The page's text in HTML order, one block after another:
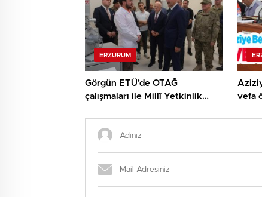
ERZURUM
Görgün ETÜ’de OTAĞ
çalışmaları ile Millî Yetkinlik
vefa